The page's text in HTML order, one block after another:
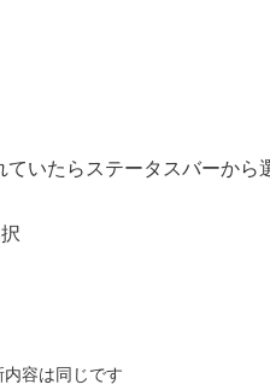
ていたらステータスバーから
内容は同じです